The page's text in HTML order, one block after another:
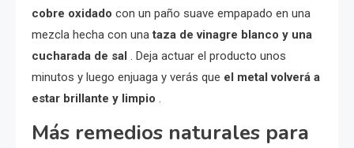
cobre oxidado con un paño suave empapado en una
mezcla hecha con unataza de vinagre blanco y una
cucharada de sal . Deja actuar el producto unos
minutos y luego enjuaga y verás que el metal volverá a
estar brillante y limpio .
Más remedios naturales para